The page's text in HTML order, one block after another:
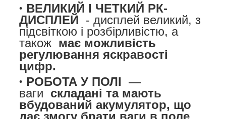
ВЕЛИКИЙ І ЧЕТКИЙ РК-
ДИСПЛЕЙ - дисплей великий, з
підсвіткою і розбірливістю, а
також має можливість
регулювання яскравості
цифр.
РОБОТА У ПОЛІ —
ваги складані та мають
вбудований акумулятор, що
дає змогу брати ваги в поле .